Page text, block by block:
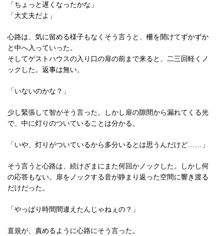
「ちょっと遅くなったかな」
「大丈夫だよ」
心路は、気に留める様子もなくそう言うと、柵を開けてずかずか
と中へ入っていった。
そしてゲストハウスの入り口の扉の前まで来ると、二三回軽くノ
ックした。返事は無い。
「いないのかな？」
少し緊張して智がそう言った。しかし扉の隙間から漏れてくる光
で、中に灯りのついていることは分かる。
「いや、灯りがついているから多分いるとは思うんだけど……」
そう言うと心路は、続けざまにまた何回かノックした。しかし何
の応答もない。扉をノックする音が静まり返った空間に響き渡る
だけだった。
「やっぱり時間間違えたんじゃねぇの？」
直規が、責めるように心路にそう言った。